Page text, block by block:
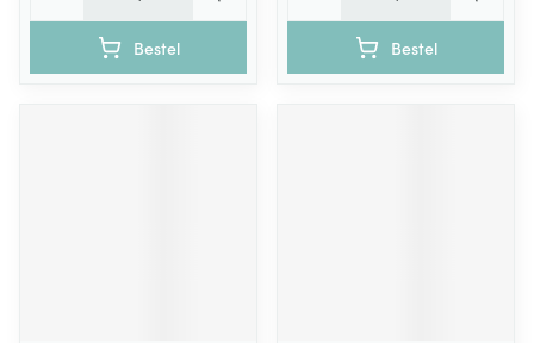
Bestel Bestel